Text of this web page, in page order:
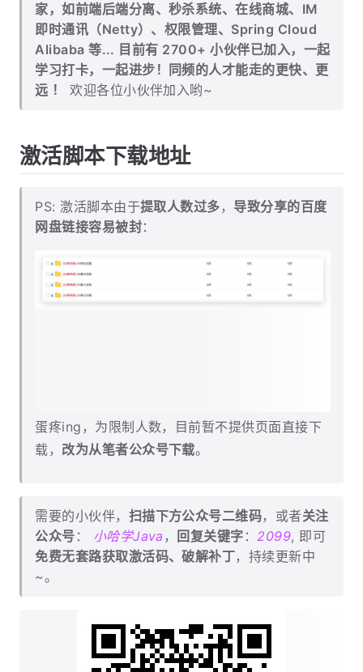
家，如前端后端分离、秒杀系统、在线商城、IM
即时通讯（Netty）、权限管理、Spring Cloud
Alibaba 等... 目前有 2700+ 小伙伴已加入，一起
学习打卡，一起进步！同频的人才能走的更快、更
远 ！
欢迎各位小伙伴加入哟~
激活脚本下载地址
PS: 激活脚本由于提取人数过多 ， 导致分享的百度
网盘链接容易被封：
蛋疼ing，为限制人数，目前暂不提供页面直接下
载， 改为从笔者公众号下载。
需要的小伙伴， 扫描下方公众号二维码，或者关注
公众号 ： 小哈学Java ， 回复关键字 ： 2099, 即可
免费无套路获取激活码、破解补丁，持续更新中
~。